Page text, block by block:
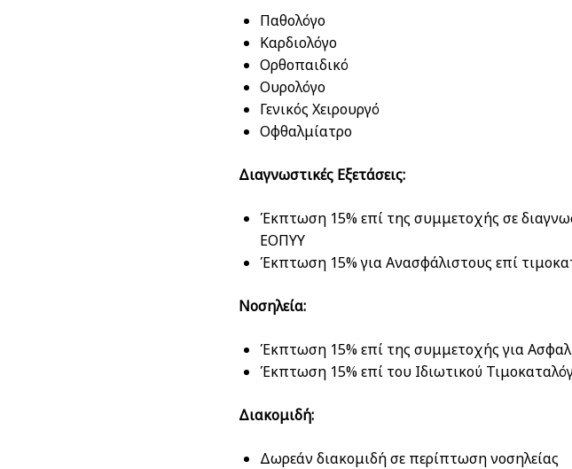
Παθολόγο
Καρδιολόγο
Ορθοπαιδικό
Ουρολόγο
Γενικός Χειρουργό
Οφθαλμίατρο
Διαγνωστικές Εξετάσεις:
Έκπτωση 15% επί της συμμετοχής σε
ΕΟΠΥΥ
Έκπτωση 15% για Ανασφάλιστους επί
Νοσηλεία:
Έκπτωση 15% επί της συμμετοχής για
Έκπτωση 15% επί του Ιδιωτικού
Διακομιδή:
Δωρεάν διακομιδή σε περίπτωση νοσηλείας